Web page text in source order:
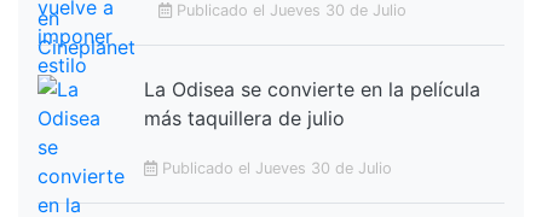
Publicado el Jueves 30 de Julio
La Odisea se convierte en la película
más taquillera de julio
Publicado el Jueves 30 de Julio